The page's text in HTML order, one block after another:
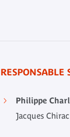
RESPONSABLE
Philippe
Jacques Chirac